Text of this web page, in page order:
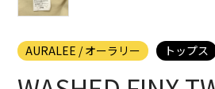
AURALEE / オーラリー トップス